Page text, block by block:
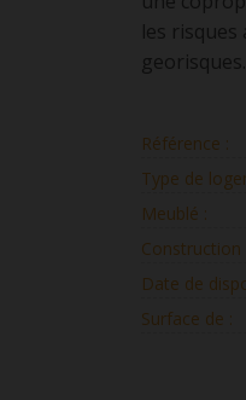
les risques
Référence :
Type de
Meublé :
Construction
Date de
Surface de :